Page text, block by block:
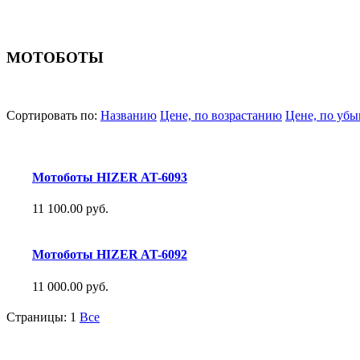
МОТОБОТЫ
Сортировать по: Названию Цене, по возрастанию Цене, по
Мотоботы HIZER AT-6093
11 100.00 руб.
Мотоботы HIZER AT-6092
11 000.00 руб.
Страницы: 1 Все